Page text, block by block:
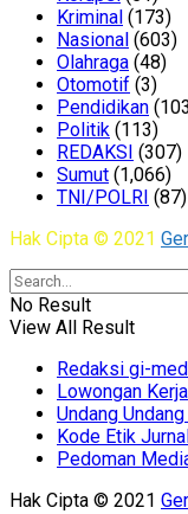
Kriminal (173)
Nasional (603)
Olahraga (48)
Otomotif (3)
Pendidikan
Politik (113)
REDAKSI (307)
Sumut (1,066)
TNI/POLRI (87)
Hak Cipta © 2021
No Result
View All Result
Redaksi gi-
Lowongan Kerja
Undang
Kode Etik
Pedoman
Hak Cipta © 2021